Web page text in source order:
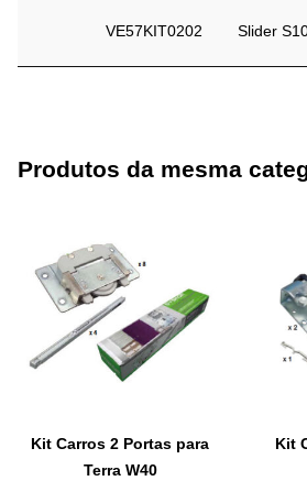
VE57KIT0202 Slider
Produtos da mesma
Kit Carros 2 Portas para
Terra W40
Kit